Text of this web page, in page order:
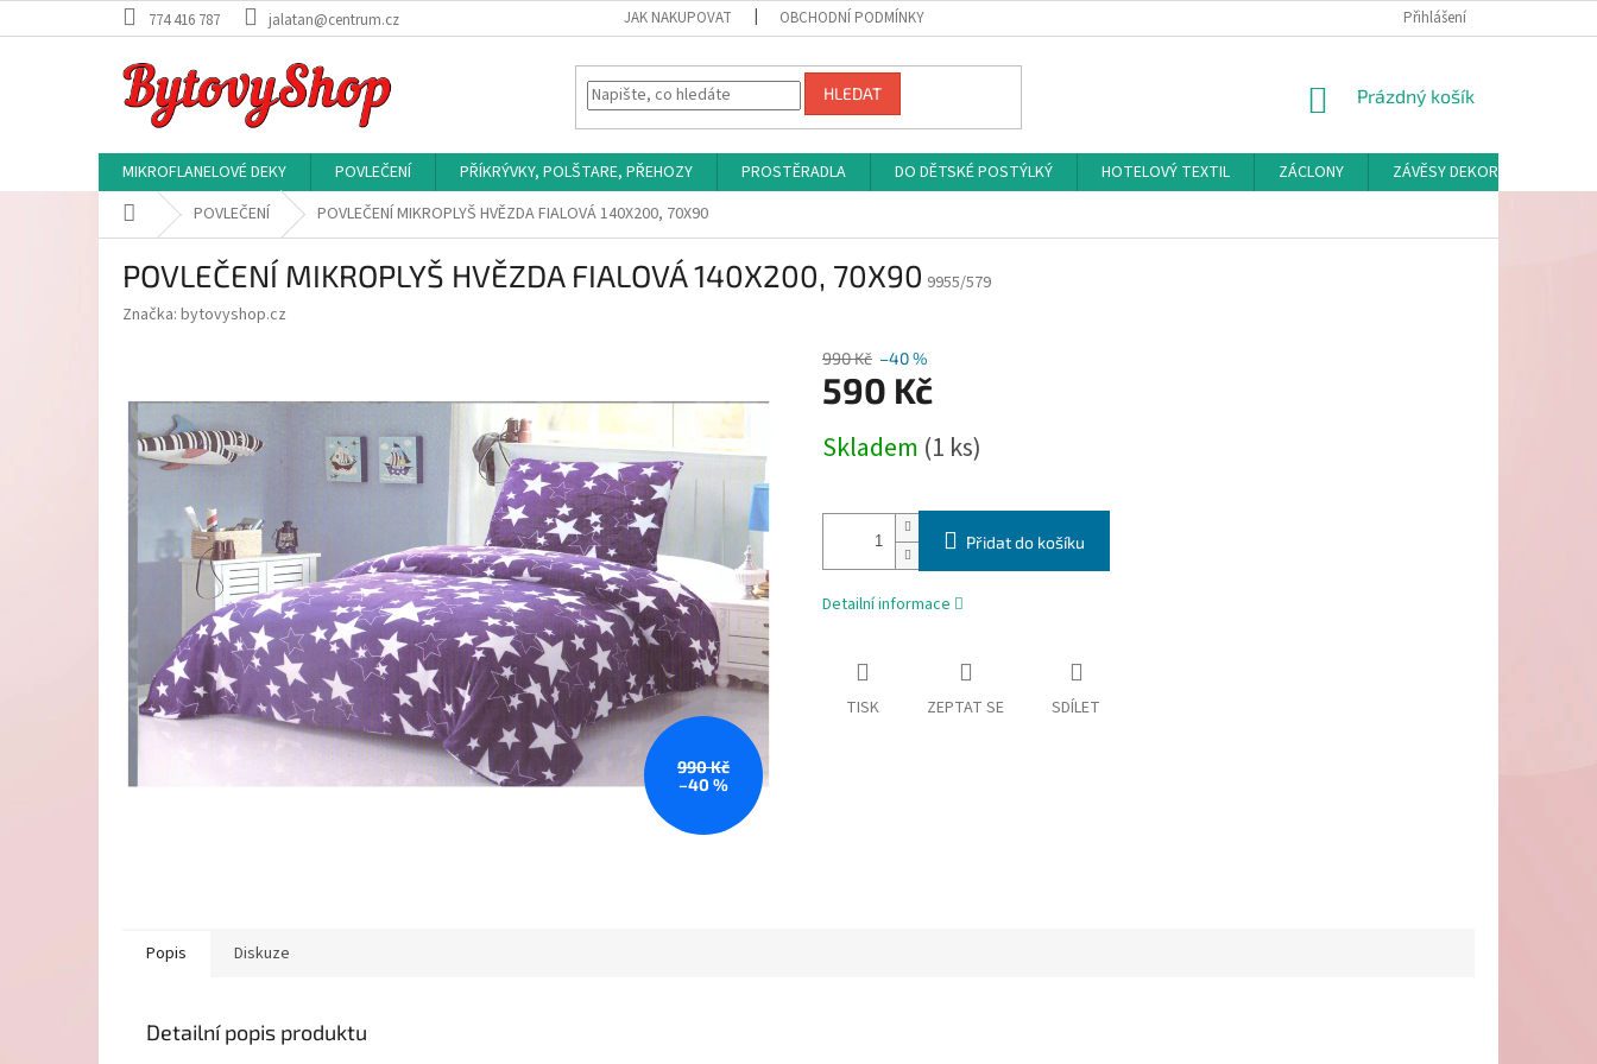
na
774 416 787 jalatan@centrum.cz JAK NAKUPOVAT OBCHODNÍ PODMÍNKY Přihlášení
HLEDAT
NÁKUPNÍ
Prázdný košík
MIKROFLANELOVÉ DEKY POVLEČENÍ PŘÍKRÝVKY, POLŠTARE, PŘEHOZY PROSTĚRADLA DO DĚTSKÉ POSTÝLKÝ HOTELOVÝ TEXTIL ZÁCLONY
ZÁVĚSY DEKORAČNÍ A
Domů POVLEČENÍ POVLEČENÍ MIKROPLYŠ HVĚZDA FIALOVÁ 140X200, 70X90
POVLEČENÍ MIKROPLYŠ HVĚZDA FIALOVÁ 140X200, 70X90 9955/579
Značka: bytovyshop.cz
990 Kč
–40 %
990 Kč –40 %
590 Kč
cena:
Skladem (1 ks)
Přidat do košíku
Detailní informace
TISK ZEPTAT SE SDÍLET
Popis Diskuze
Detailní popis produktu